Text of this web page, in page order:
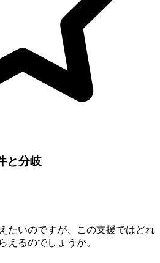
と分岐
たいのですが、この支援ではどれ
えるのでしょうか。